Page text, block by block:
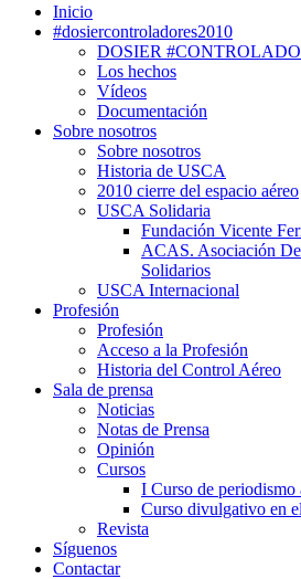
Inicio
#dosiercontroladores2010
DOSIER
Los hechos
Vídeos
Documentación
Sobre nosotros
Sobre nosotros
Historia de USCA
2010 cierre del espacio aéreo
USCA Solidaria
Fundación Vicente
ACAS. Asociación
Solidarios
USCA Internacional
Profesión
Profesión
Acceso a la Profesión
Historia del Control Aéreo
Sala de prensa
Noticias
Notas de Prensa
Opinión
Cursos
I Curso de periodismo
Curso divulgativo en
Revista
Síguenos
Contactar